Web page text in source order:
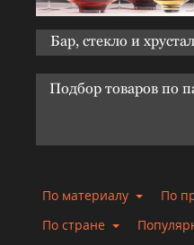
Бар, стекло и
Подбор товаров по
По материалу
По
По стране